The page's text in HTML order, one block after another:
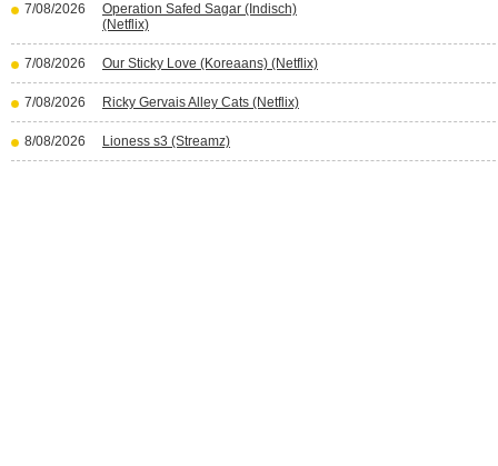
7/08/2026
Operation Safed Sagar (Indisch)
(Netflix)
7/08/2026 Our Sticky Love (Koreaans) (Netflix)
7/08/2026 Ricky Gervais Alley Cats (Netflix)
8/08/2026 Lioness s3 (Streamz)